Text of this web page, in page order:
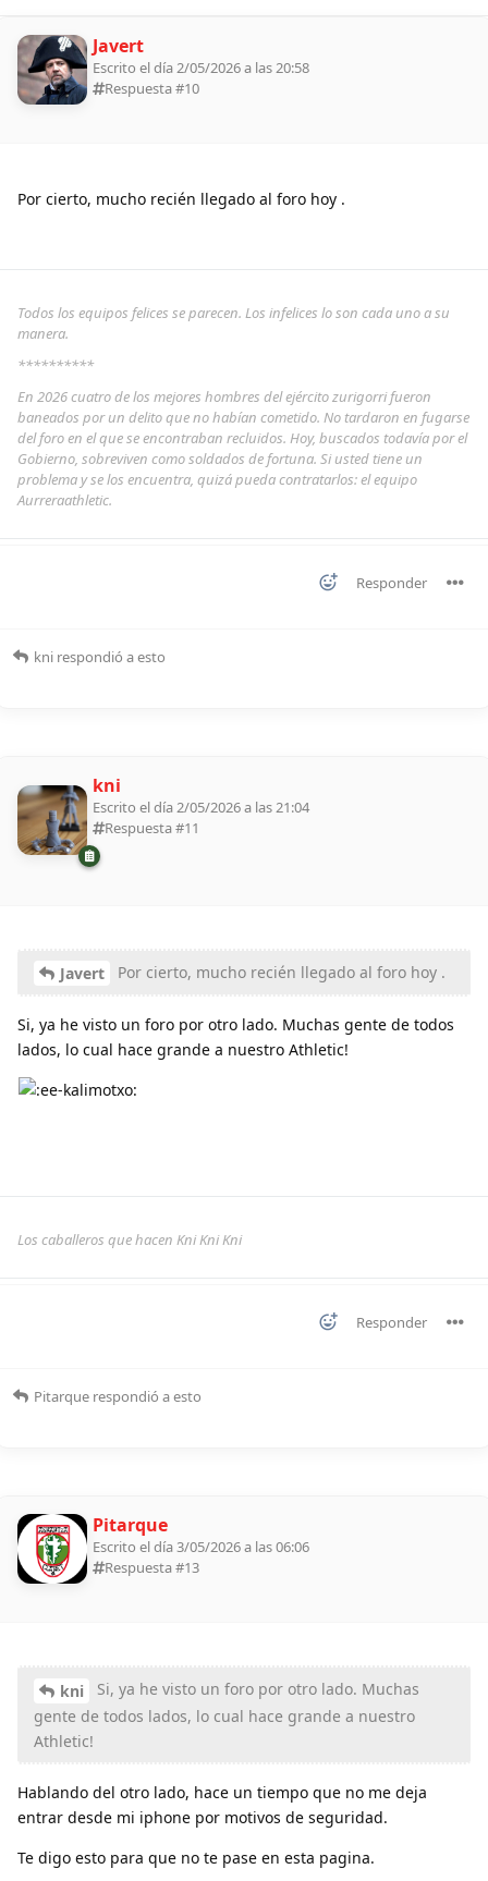
Javert
Escrito el día 2/05/2026 a las 20:58
Respuesta #10
Por cierto, mucho recién llegado al foro hoy .
Todos los equipos felices se parecen. Los infelices lo son cada uno a su
manera.
**********
En 2026 cuatro de los mejores hombres del ejército zurigorri fueron
baneados por un delito que no habían cometido. No tardaron en fugarse
del foro en el que se encontraban recluidos. Hoy, buscados todavía por el
Gobierno, sobreviven como soldados de fortuna. Si usted tiene un
problema y se los encuentra, quizá pueda contratarlos: el equipo
Aurreraathletic.
Responder
kni respondió a esto
kni
Escrito el día 2/05/2026 a las 21:04
Respuesta #11
Javert Por cierto, mucho recién llegado al foro hoy .
Si, ya he visto un foro por otro lado. Muchas gente de todos
lados, lo cual hace grande a nuestro Athletic!
Los caballeros que hacen Kni Kni Kni
Responder
Pitarque respondió a esto
Pitarque
Escrito el día 3/05/2026 a las 06:06
Respuesta #13
kni
Si, ya he visto un foro por otro lado. Muchas
gente de todos lados, lo cual hace grande a nuestro
Athletic!
Hablando del otro lado, hace un tiempo que no me deja
entrar desde mi iphone por motivos de seguridad.
Te digo esto para que no te pase en esta pagina.